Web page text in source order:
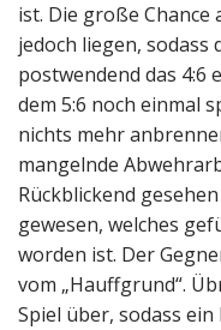
ist. Die große Chance
jedoch liegen, sodass
postwendend das 4:6
dem 5:6 noch einmal
nichts mehr
mangelnde
Rückblickend
gewesen, welches
worden ist. Der
vom „Hauffgrund“.
Spiel über, sodass